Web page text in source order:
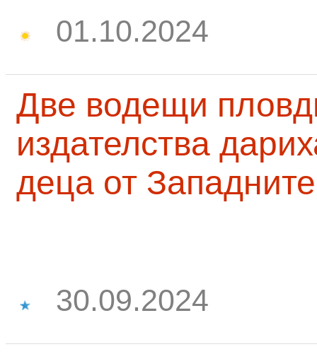
01.10.2024
Две водещи
издателства
деца от
30.09.2024